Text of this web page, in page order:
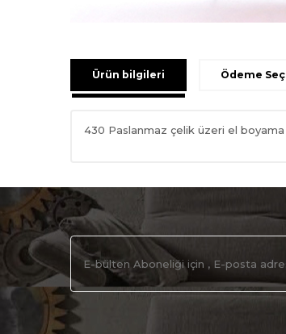
Ürün bilgileri Ödeme
430 Paslanmaz çelik üzeri el